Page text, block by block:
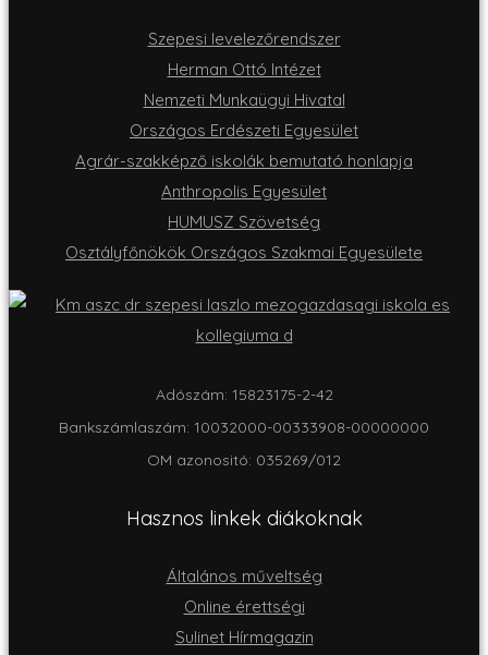
Szepesi levelezőrendszer
Herman Ottó Intézet
Nemzeti Munkaügyi Hivatal
Országos Erdészeti Egyesület
Agrár-szakképző iskolák bemutató honlapja
Anthropolis Egyesület
HUMUSZ Szövetség
Osztályfőnökök Országos Szakmai Egyesülete
Adószám: 15823175-2-42
Bankszámlaszám: 10032000-00333908-00000000
OM azonositó: 035269/012
Hasznos linkek diákoknak
Általános műveltség
Online érettségi
Sulinet Hírmagazin